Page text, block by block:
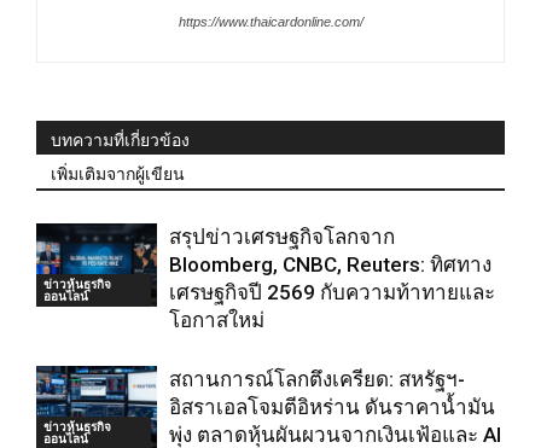
https://www.thaicardonline.com/
บทความที่เกี่ยวข้อง
เพิ่มเติมจากผู้เขียน
ข่าวหุ้นธุรกิจ
ออนไลน์
สรุปข่าวเศรษฐกิจโลกจาก
Bloomberg, CNBC, Reuters: ทิศทาง
เศรษฐกิจปี 2569 กับความท้าทายและ
โอกาสใหม่
ข่าวหุ้นธุรกิจ
ออนไลน์
สถานการณ์โลกตึงเครียด: สหรัฐฯ-
อิสราเอลโจมตีอิหร่าน ดันราคาน้ำมัน
พุ่ง ตลาดหุ้นผันผวนจากเงินเฟ้อและ AI